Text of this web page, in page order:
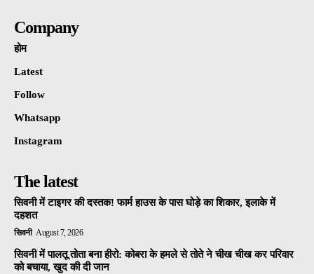
Company
होम
Latest
Follow
Whatsapp
Instagram
The latest
सिवनी में टाइगर की दस्तक! फार्म हाउस के पास घोड़े का शिकार, इलाके में
दहशत
सिवनी August 7, 2026
सिवनी में पालतू तोता बना हीरो: कोबरा के हमले से तोते ने चीख चीख कर परिवार
को बचाया, खुद की दी जान